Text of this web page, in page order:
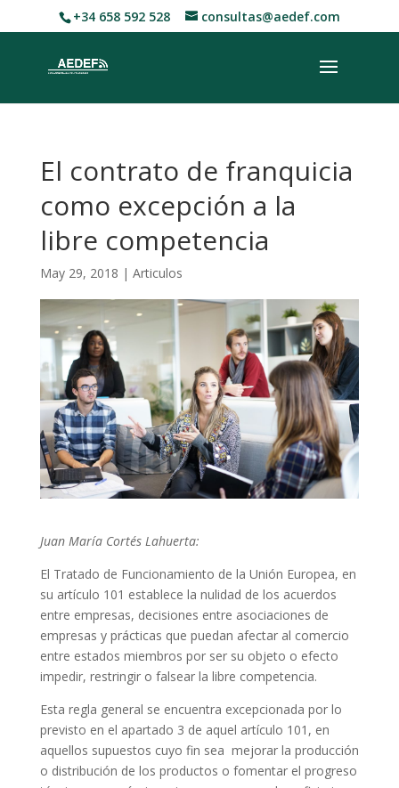
+34 658 592 528 consultas@aedef.com
El contrato de franquicia
como excepción a la
libre competencia
May 29, 2018 | Articulos
Juan María Cortés Lahuerta:
El Tratado de Funcionamiento de la Unión Europea, en
su artículo 101 establece la nulidad de los acuerdos
entre empresas, decisiones entre asociaciones de
empresas y prácticas que puedan afectar al comercio
entre estados miembros por ser su objeto o efecto
impedir, restringir o falsear la libre competencia.
Esta regla general se encuentra excepcionada por lo
previsto en el apartado 3 de aquel artículo 101, en
aquellos supuestos cuyo fin sea mejorar la producción
o distribución de los productos o fomentar el progreso